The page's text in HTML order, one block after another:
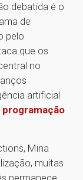
debatida é o
de
pelo
que os
no
artificial
programação
Mina
muitas